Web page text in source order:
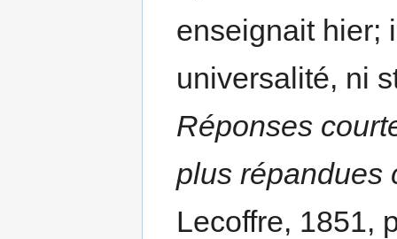
enseignait hier;
universalité, ni
Réponses
plus répandues
Lecoffre, 1851,